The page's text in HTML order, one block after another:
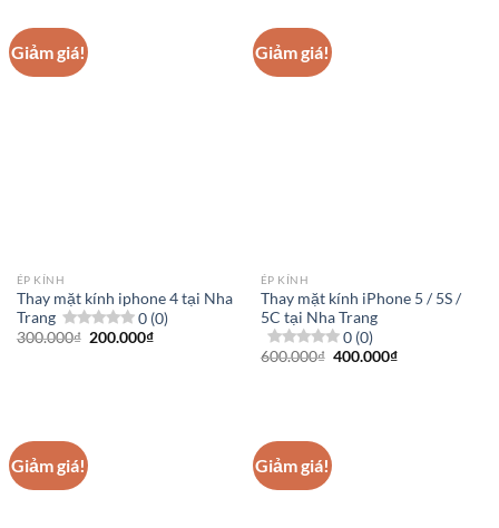
Giảm giá!
ÉP KÍNH
Thay mặt kính iphone 4 tại Nha
Trang
0 (0)
300.000₫ Giá
200.000₫Giá
Giảm giá!
ÉP KÍNH
Thay mặt kính iPhone 5 / 5S /
5C tại Nha Trang
0 (0)
600.000₫ Giá
400.000₫Giá
Giảm giá! Giảm giá!